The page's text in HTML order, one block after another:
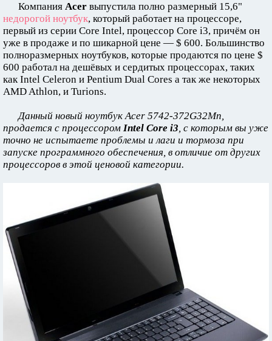
Компания Acer выпустила полно размерный 15,6"
недорогой ноутбук, который работает на процессоре,
первый из серии Core Intel, процессор Core i3, причём он
уже в продаже и по шикарной цене — $ 600. Большинство
полноразмерных ноутбуков, которые продаются по цене $
600 работал на дешёвых и сердитых процессорах, таких
как Intel Celeron и Pentium Dual Cores а так же некоторых
AMD Athlon, и Turions.
Данный новый ноутбук Acer 5742-372G32Mn,
продается с процессором Intel Core i3, с которым вы уже
точно не испытаете проблемы и лаги и тормоза при
запуске программного обеспечения, в отличие от других
процессоров в этой ценовой категории.